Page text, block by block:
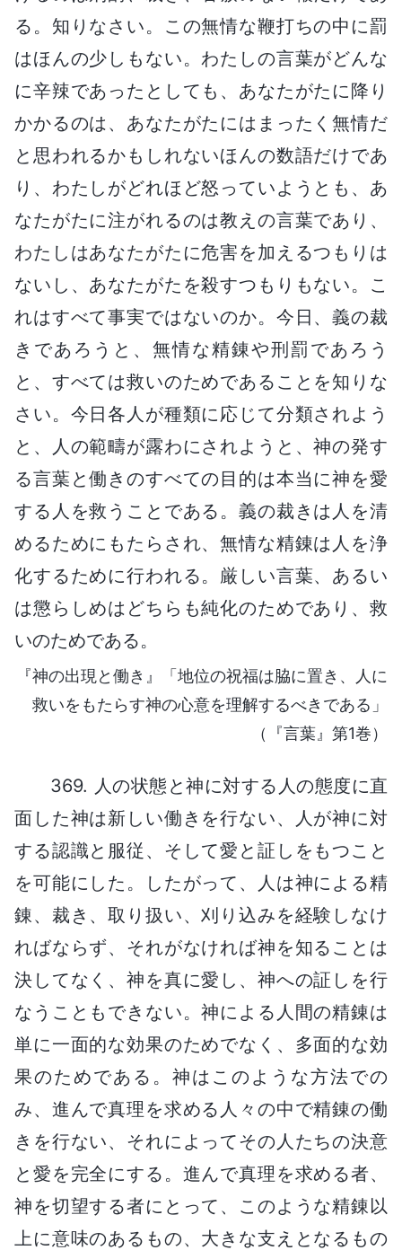
る。知りなさい。この無情な鞭打ちの中に罰
はほんの少しもない。わたしの言葉がどんな
に辛辣であったとしても、あなたがたに降り
かかるのは、あなたがたにはまったく無情だ
と思われるかもしれないほんの数語だけであ
り、わたしがどれほど怒っていようとも、あ
なたがたに注がれるのは教えの言葉であり、
わたしはあなたがたに危害を加えるつもりは
ないし、あなたがたを殺すつもりもない。こ
れはすべて事実ではないのか。今日、義の裁
きであろうと、無情な精錬や刑罰であろう
と、すべては救いのためであることを知りな
さい。今日各人が種類に応じて分類されよう
と、人の範疇が露わにされようと、神の発す
る言葉と働きのすべての目的は本当に神を愛
する人を救うことである。義の裁きは人を清
めるためにもたらされ、無情な精錬は人を浄
化するために行われる。厳しい言葉、あるい
は懲らしめはどちらも純化のためであり、救
いのためである。
『神の出現と働き』「地位の祝福は脇に置き、人に
救いをもたらす神の心意を理解するべきである」
（『言葉』第1巻）
369. 人の状態と神に対する人の態度に直
面した神は新しい働きを行ない、人が神に対
する認識と服従、そして愛と証しをもつこと
を可能にした。したがって、人は神による精
錬、裁き、取り扱い、刈り込みを経験しなけ
ればならず、それがなければ神を知ることは
決してなく、神を真に愛し、神への証しを行
なうこともできない。神による人間の精錬は
単に一面的な効果のためでなく、多面的な効
果のためである。神はこのような方法での
み、進んで真理を求める人々の中で精錬の働
きを行ない、それによってその人たちの決意
と愛を完全にする。進んで真理を求める者、
神を切望する者にとって、このような精錬以
上に意味のあるもの、大きな支えとなるもの